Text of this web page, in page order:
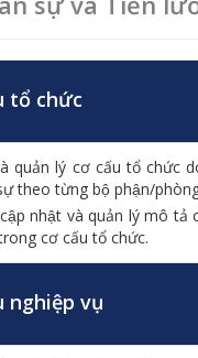
tổ chức
quản lý cơ cấu tổ chức
theo từng bộ phận/
nhật và quản lý mô tả
cơ cấu tổ chức.
nghiệp vụ